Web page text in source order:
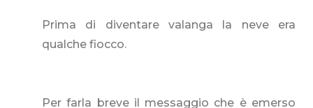
Prima di diventare valanga la neve era
qualche fiocco.
Per farla breve il messaggio che è emerso